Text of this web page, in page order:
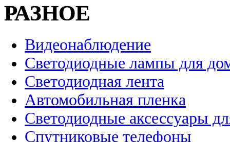
РАЗНОЕ
Видеонаблюдение
Светодиодные лампы для
Светодиодная лента
Автомобильная пленка
Светодиодные аксессуары
Спутниковые телефоны